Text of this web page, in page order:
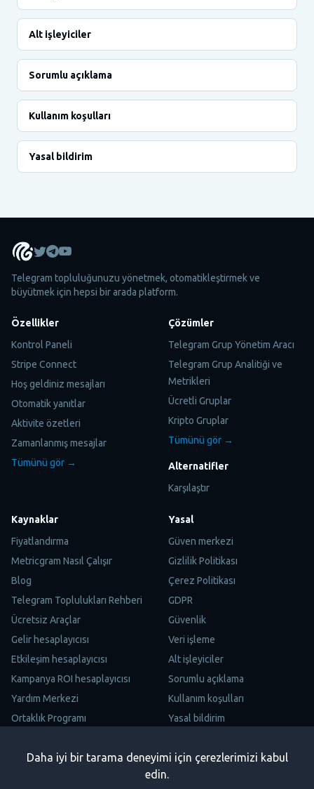
Alt işleyiciler
Sorumlu açıklama
Kullanım koşulları
Yasal bildirim
Daha iyi bir tarama deneyimi için çerezlerimizi kabul
edin.
Telegram topluluğunuzu yönetmek, otomatikleştirmek ve
büyütmek için hepsi bir arada platform.
Özellikler
Kontrol Paneli
Stripe Connect
Hoş geldiniz mesajları
Otomatik yanıtlar
Aktivite özetleri
Zamanlanmış mesajlar
Tümünü gör →
Çözümler
Telegram Grup Yönetim Aracı
Telegram Grup Analitiği ve
Metrikleri
Ücretli Gruplar
Kripto Gruplar
Tümünü gör →
Alternatifler
Karşılaştır
Kaynaklar
Fiyatlandırma
Metricgram Nasıl Çalışır
Blog
Telegram Toplulukları Rehberi
Ücretsiz Araçlar
Gelir hesaplayıcısı
Etkileşim hesaplayıcısı
Kampanya ROI hesaplayıcısı
Yardım Merkezi
Ortaklık Programı
Trustpilot
Yasal
Güven merkezi
Gizlilik Politikası
Çerez Politikası
GDPR
Güvenlik
Veri işleme
Alt işleyiciler
Sorumlu açıklama
Kullanım koşulları
Yasal bildirim